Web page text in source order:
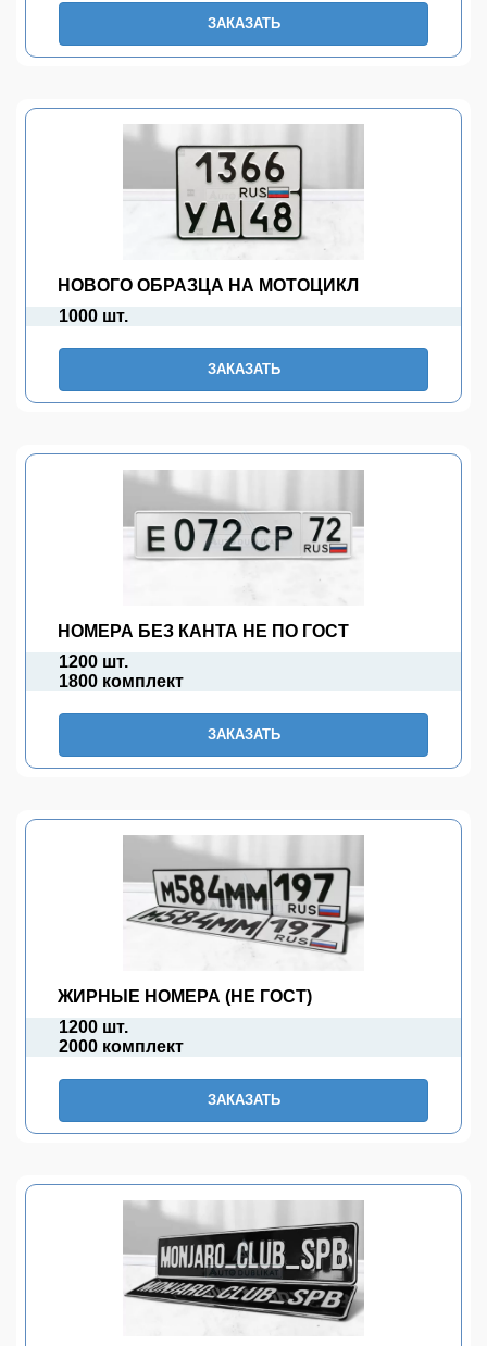
ЗАКАЗАТЬ
НОВОГО ОБРАЗЦА НА МОТОЦИКЛ
1000 шт.
ЗАКАЗАТЬ
НОМЕРА БЕЗ КАНТА НЕ ПО ГОСТ
1200 шт.
1800 комплект
ЗАКАЗАТЬ
ЖИРНЫЕ НОМЕРА (НЕ ГОСТ)
1200 шт.
2000 комплект
ЗАКАЗАТЬ